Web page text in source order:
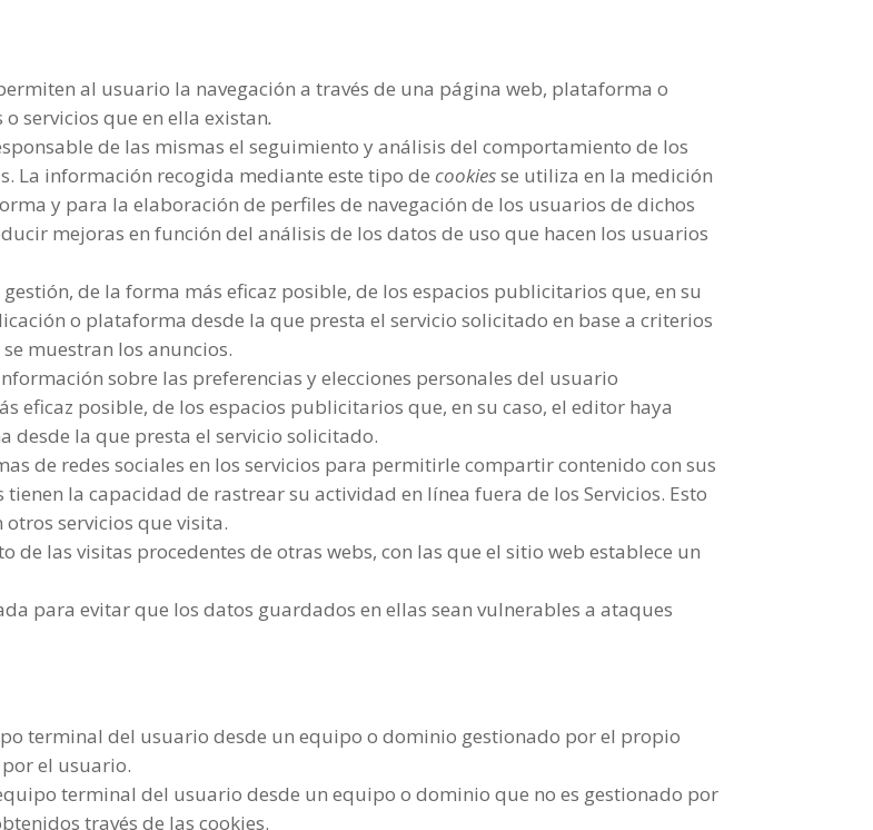
al usuario la navegación a través de una página web, plataforma o
servicios que en ella existan.
de las mismas el seguimiento y análisis del comportamiento de los
La información recogida mediante este tipo de cookiesse utiliza en la medición
y para la elaboración de perfiles de navegación de los usuarios de dichos
mejoras en función del análisis de los datos de uso que hacen los usuarios
de la forma más eficaz posible, de los espacios publicitarios que, en su
o plataforma desde la que presta el servicio solicitado en base a criterios
muestran los anuncios.
sobre las preferencias y elecciones personales del usuario
eficaz posible, de los espacios publicitarios que, en su caso, el editor haya
la que presta el servicio solicitado.
de redes sociales en los servicios para permitirle compartir contenido con sus
la capacidad de rastrear su actividad en línea fuera de los Servicios. Esto
servicios que visita.
de las visitas procedentes de otras webs, con las que el sitio web establece un
para evitar que los datos guardados en ellas sean vulnerables a ataques
terminal del usuario desde un equipo o dominio gestionado por el propio
el usuario.
terminal del usuario desde un equipo o dominio que no es gestionado por
través de las cookies.